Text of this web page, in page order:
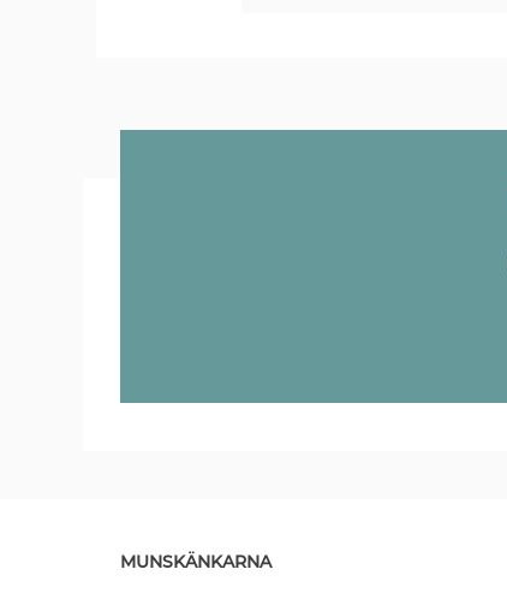
MUNSKÄNKARNA